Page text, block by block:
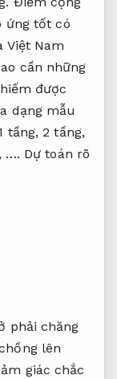
ứng tốt có
Việt Nam
cần những
được
dạng mẫu
tầng, 2 tầng,
…. Dự toán rõ
phải chăng
lên
giác chắc